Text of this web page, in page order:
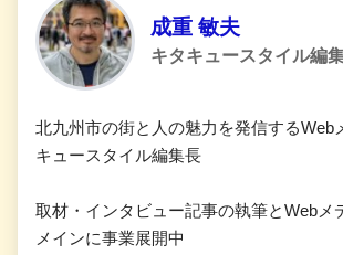
成重 敏夫
キタキュースタイル編
北九州市の街と人の魅力を発信するWeb
キュースタイル編集長
取材・インタビュー記事の執筆とWebメ
メインに事業展開中